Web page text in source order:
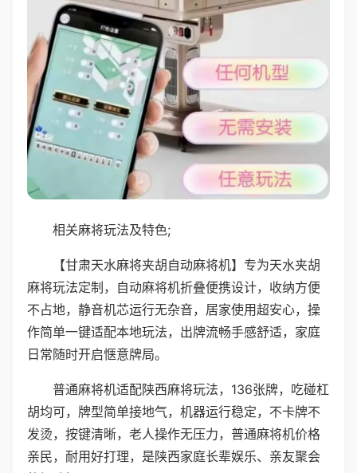
相关麻将玩法及特色;
【甘肃天水麻将夹胡自动麻将机】专为天水夹胡
麻将玩法定制，自动麻将机折叠便携设计，收纳方便
不占地，静音机芯运行无杂音，居家使用超安心，操
作简单一键适配本地玩法，出牌流畅手感舒适，家庭
日常随时开启惬意牌局。
普通麻将机适配陕西麻将玩法，136张牌，吃碰杠
胡均可，牌型简单接地气，机器运行稳定，不卡牌不
发烫，按键清晰，老人操作无压力，普通麻将机价格
亲民，耐用好打理，是陕西家庭长辈娱乐、亲友聚会